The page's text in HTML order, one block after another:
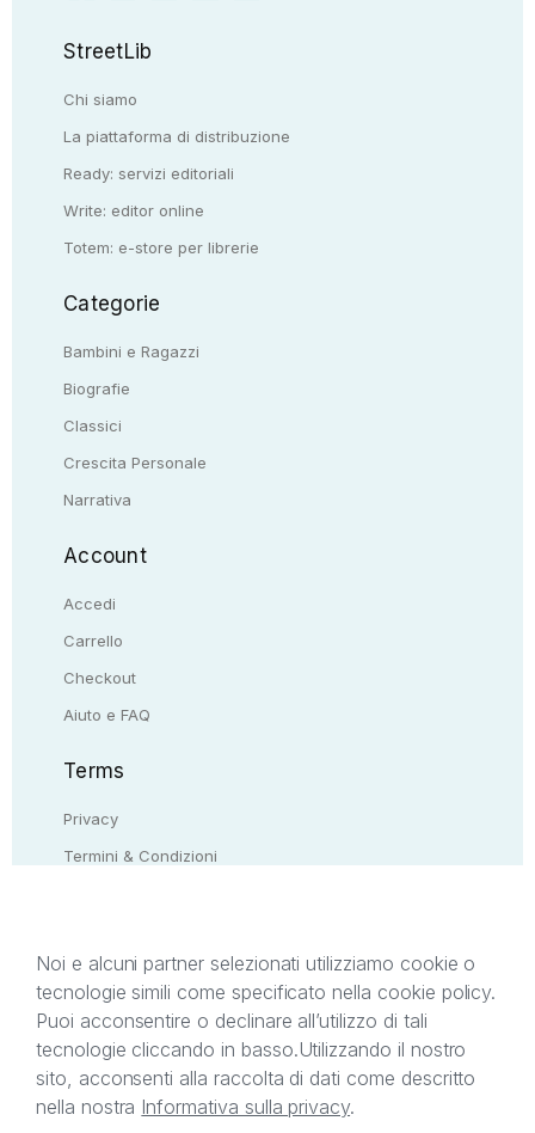
StreetLib
Chi siamo
La piattaforma di distribuzione
Ready: servizi editoriali
Write: editor online
Totem: e-store per librerie
Categorie
Bambini e Ragazzi
Biografie
Classici
Crescita Personale
Narrativa
Account
Accedi
Carrello
Checkout
Aiuto e FAQ
Terms
Privacy
Termini & Condizioni
Il presente sito web è di proprietà di StreetLib S.r.l.
C.F. e P.IVA 05338720963. StreetLib S.r.l. è
titolare di tutti i diritti di proprietà intellettuale
afferenti ai marchi, loghi e segni distintivi presenti
sul sito web. Si invita l’utente a prendere visione
Noi e alcuni partner selezionati utilizziamo cookie o
tecnologie simili come specificato nella cookie policy.
Puoi acconsentire o declinare all’utilizzo di tali
tecnologie cliccando in basso.Utilizzando il nostro
sito, acconsenti alla raccolta di dati come descritto
nella nostra Informativa sulla privacy.